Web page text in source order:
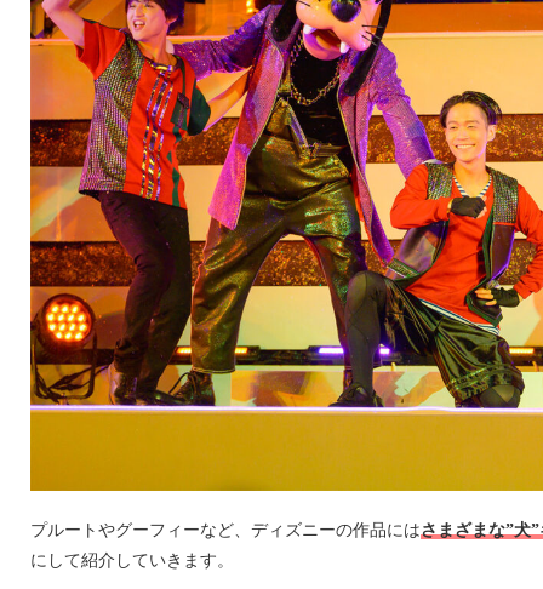
プルートやグーフィーなど、ディズニーの作品にはさまざまな”犬
にして紹介していきます。